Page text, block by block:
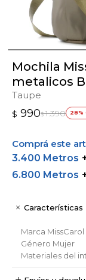
Mochila
metalicos
Taupe
$ 990$ 1.390 28
Comprá este
3.400 Metros
6.800 Metros
Características
Marca MissCarol
Género Mujer
Materiales del